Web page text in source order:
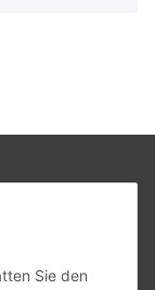
Sie den